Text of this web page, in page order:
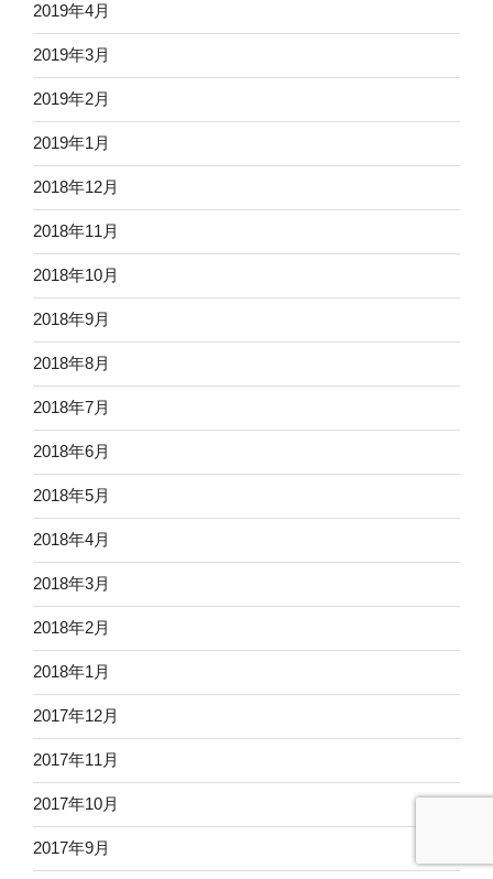
2019年4月
2019年3月
2019年2月
2019年1月
2018年12月
2018年11月
2018年10月
2018年9月
2018年8月
2018年7月
2018年6月
2018年5月
2018年4月
2018年3月
2018年2月
2018年1月
2017年12月
2017年11月
2017年10月
2017年9月